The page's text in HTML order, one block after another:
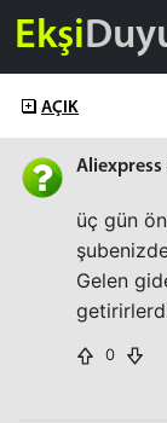
Ekşi
AÇIK
Aliexpress
üç gün
Gelen
0